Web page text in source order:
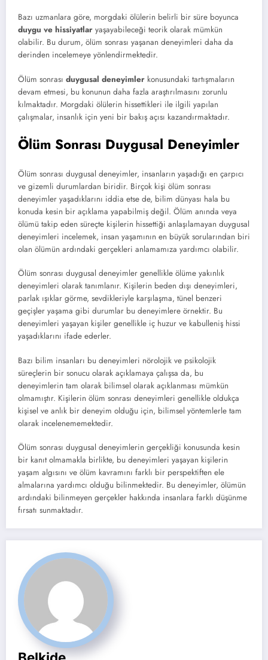
Bazı uzmanlara göre, morgdaki ölülerin belirli bir süre boyunca
duygu ve hissiyatlar yaşayabileceği teorik olarak mümkün
olabilir. Bu durum, ölüm sonrası yaşanan deneyimleri daha da
derinden incelemeye yönlendirmektedir.
Ölüm sonrası duygusal deneyimler konusundaki tartışmaların
devam etmesi, bu konunun daha fazla araştırılmasını zorunlu
kılmaktadır. Morgdaki ölülerin hissettikleri ile ilgili yapılan
çalışmalar, insanlık için yeni bir bakış açısı kazandırmaktadır.
Ölüm Sonrası Duygusal Deneyimler
Ölüm sonrası duygusal deneyimler, insanların yaşadığı en çarpıcı
ve gizemli durumlardan biridir. Birçok kişi ölüm sonrası
deneyimler yaşadıklarını iddia etse de, bilim dünyası hala bu
konuda kesin bir açıklama yapabilmiş değil. Ölüm anında veya
ölümü takip eden süreçte kişilerin hissettiği anlaşılamayan duygusal
deneyimleri incelemek, insan yaşamının en büyük sorularından biri
olan ölümün ardındaki gerçekleri anlamamıza yardımcı olabilir.
Ölüm sonrası duygusal deneyimler genellikle ölüme yakınlık
deneyimleri olarak tanımlanır. Kişilerin beden dışı deneyimleri,
parlak ışıklar görme, sevdikleriyle karşılaşma, tünel benzeri
geçişler yaşama gibi durumlar bu deneyimlere örnektir. Bu
deneyimleri yaşayan kişiler genellikle iç huzur ve kabulleniş hissi
yaşadıklarını ifade ederler.
Bazı bilim insanları bu deneyimleri nörolojik ve psikolojik
süreçlerin bir sonucu olarak açıklamaya çalışsa da, bu
deneyimlerin tam olarak bilimsel olarak açıklanması mümkün
olmamıştır. Kişilerin ölüm sonrası deneyimleri genellikle oldukça
kişisel ve anlık bir deneyim olduğu için, bilimsel yöntemlerle tam
olarak incelenememektedir.
Ölüm sonrası duygusal deneyimlerin gerçekliği konusunda kesin
bir kanıt olmamakla birlikte, bu deneyimleri yaşayan kişilerin
yaşam algısını ve ölüm kavramını farklı bir perspektiften ele
almalarına yardımcı olduğu bilinmektedir. Bu deneyimler, ölümün
ardındaki bilinmeyen gerçekler hakkında insanlara farklı düşünme
fırsatı sunmaktadır.